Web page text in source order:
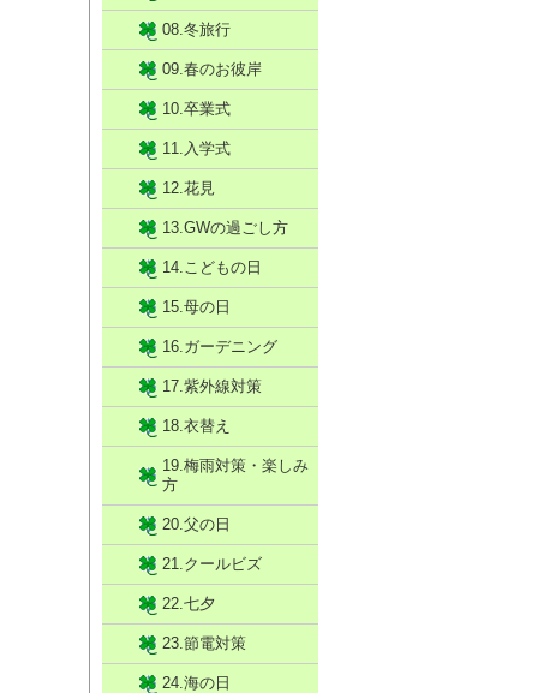
08.冬旅行
09.春のお彼岸
10.卒業式
11.入学式
12.花見
13.GWの過ごし方
14.こどもの日
15.母の日
16.ガーデニング
17.紫外線対策
18.衣替え
19.梅雨対策・楽しみ
方
20.父の日
21.クールビズ
22.七夕
23.節電対策
24.海の日